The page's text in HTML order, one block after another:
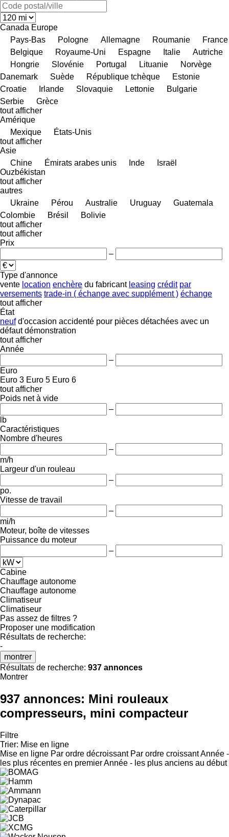
Canada Europe
Pays-Bas
Pologne Allemagne Roumanie
France
Belgique
Royaume-Uni Espagne Italie
Autriche
Hongrie
Slovénie Portugal Lituanie
Norvège
Danemark
Suède République tchèque
Estonie
Croatie
Irlande Slovaquie Lettonie
Bulgarie
Serbie
Grèce
tout afficher
Amérique
Mexique
États-Unis
tout afficher
Asie
Chine
Émirats arabes unis Inde
Israël
Ouzbékistan
tout afficher
autres
Ukraine
Pérou Australie Uruguay
Guatemala
Colombie
Brésil
Bolivie
tout afficher
tout afficher
Prix
–
Type d'annonce
vente location enchère du fabricant leasing crédit par
versements trade-in ( échange avec supplément ) échange
tout afficher
État
neuf d'occasion accidenté pour pièces détachées avec un
défaut démonstration
tout afficher
Année
–
Euro
Euro 3 Euro 5 Euro 6
tout afficher
Poids net à vide
–
lb
Caractéristiques
Nombre d'heures
–
m/h
Largeur d'un rouleau
–
po.
Vitesse de travail
–
mi/h
Moteur, boîte de vitesses
Puissance du moteur
–
Cabine
Chauffage autonome
Chauffage autonome
Climatiseur
Climatiseur
Pas assez de filtres ?
Proposer une modification
Résultats de recherche:
-
montrer
Résultats de recherche: 937 annonces
Montrer
937 annonces: Mini rouleaux
compresseurs, mini compacteur
Filtre
Trier: Mise en ligne
Mise en ligne Par ordre décroissant Par ordre croissantAnnée -
les plus récentes en premierAnnée - les plus anciens au début